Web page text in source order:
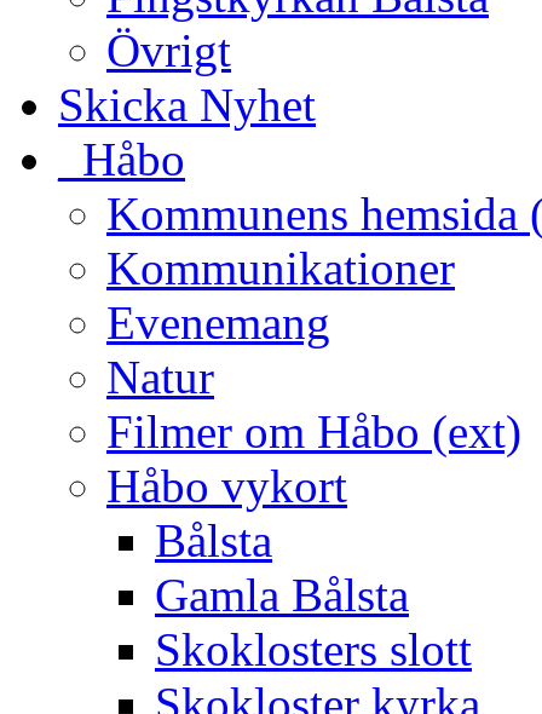
Övrigt
Skicka Nyhet
_Håbo
Kommunens hemsida
Kommunikationer
Evenemang
Natur
Filmer om Håbo (ext)
Håbo vykort
Bålsta
Gamla Bålsta
Skoklosters slott